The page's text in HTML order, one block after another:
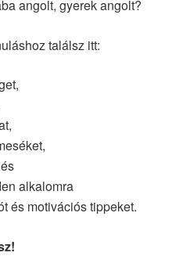
angolt, gyerek angolt?
találsz itt:
alkalomra
és motivációs tippeket.